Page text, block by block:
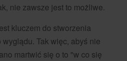
nie zawsze jest to możliwe.
kluczem do stworzenia
Tak więc, abyś nie
martwić się o to "w co się